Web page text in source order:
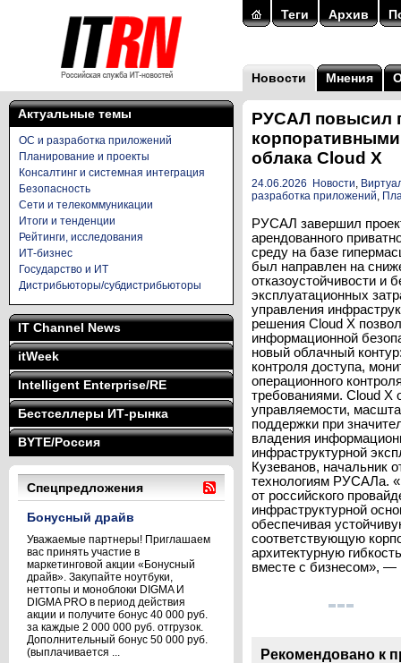
Теги Архив
Новости Мнения
Актуальные темы
ОС и разработка приложений
Планирование и проекты
Консалтинг и системная интеграция
Безопасность
Сети и телекоммуникации
Итоги и тенденции
Рейтинги, исследования
ИТ-бизнес
Государство и ИТ
Дистрибьюторы/субдистрибьюторы
IT Channel News
itWeek
Intelligent Enterprise/RE
Бестселлеры ИТ-рынка
BYTE/Россия
Спецпредложения
Бонусный драйв
Уважаемые партнеры! Приглашаем
вас принять участие в
маркетинговой акции «Бонусный
драйв». Закупайте ноутбуки,
неттопы и моноблоки DIGMA И
DIGMA PRO в период действия
акции и получите бонус 40 000 руб.
за каждые 2 000 000 руб. отгрузок.
Дополнительный бонус 50 000 руб.
(выплачивается ...
РУСАЛ повысил
облака Cloud X
24.06.2026 Новости,
разработка приложений,
РУСАЛ завершил
арендованного
среду на базе
был направлен на
отказоустойчивости и
эксплуатационных
управления
решения Cloud X
информационной
новый облачный
контроля доступа,
операционного
требованиями. Cloud X
управляемости,
поддержки при
владения
инфраструктурной
Кузеванов, начальник
технологиям РУСАЛа.
от российского
инфраструктурной
обеспечивая
соответствующую
архитектурную
вместе с бизнесом»,
Рекомендовано к